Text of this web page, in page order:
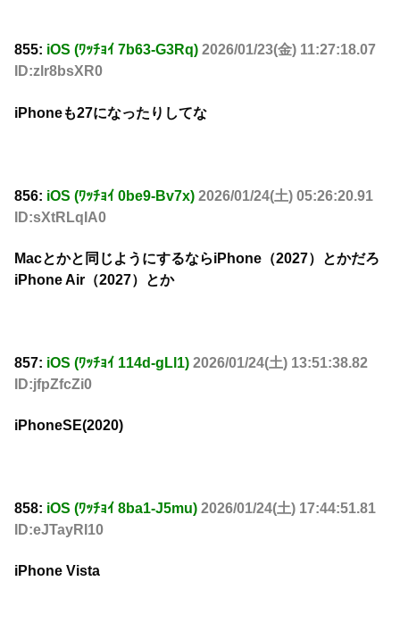
855: iOS (ﾜｯﾁｮｲ 7b63-G3Rq) 2026/01/23(金) 11:27:18.07
ID:zlr8bsXR0
iPhoneも27になったりしてな
856: iOS (ﾜｯﾁｮｲ 0be9-Bv7x) 2026/01/24(土) 05:26:20.91
ID:sXtRLqIA0
Macとかと同じようにするならiPhone（2027）とかだろ
iPhone Air（2027）とか
857: iOS (ﾜｯﾁｮｲ 114d-gLl1) 2026/01/24(土) 13:51:38.82
ID:jfpZfcZi0
iPhoneSE(2020)
858: iOS (ﾜｯﾁｮｲ 8ba1-J5mu) 2026/01/24(土) 17:44:51.81
ID:eJTayRI10
iPhone Vista